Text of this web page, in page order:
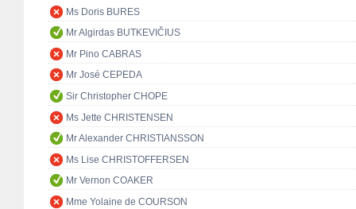
Ms Doris BURES
Mr Algirdas BUTKEVIČIUS
Mr Pino CABRAS
Mr José CEPEDA
Sir Christopher CHOPE
Ms Jette CHRISTENSEN
Mr Alexander CHRISTIANSSON
Ms Lise CHRISTOFFERSEN
Mr Vernon COAKER
Mme Yolaine de COURSON